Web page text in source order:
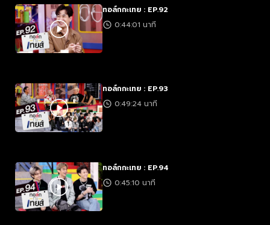
ทอล์กกะเทย : EP.92
0:44:01 นาที
ทอล์กกะเทย : EP.93
0:49:24 นาที
ทอล์กกะเทย : EP.94
0:45:10 นาที